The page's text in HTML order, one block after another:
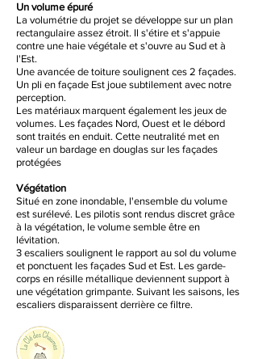
Un volume épuré
La volumétrie du projet se développe sur un plan
rectangulaire assez étroit. Il s'étire et s'appuie
contre une haie végétale et s'ouvre au Sud et à
l'Est.
Une avancée de toiture soulignent ces 2 façades.
Un pli en façade Est joue subtilement avec notre
perception.
Les matériaux marquent également les jeux de
volumes. Les façades Nord, Ouest et le débord
sont traités en enduit. Cette neutralité met en
valeur un bardage en douglas sur les façades
protégées
Végétation
Situé en zone inondable, l'ensemble du volume
est surélevé. Les pilotis sont rendus discret grâce
à la végétation, le volume semble être en
lévitation.
3 escaliers soulignent le rapport au sol du volume
et ponctuent les façades Sud et Est. Les garde-
corps en résille métallique deviennent support à
une végétation grimpante. Suivant les saisons, les
escaliers disparaissent derrière ce filtre.